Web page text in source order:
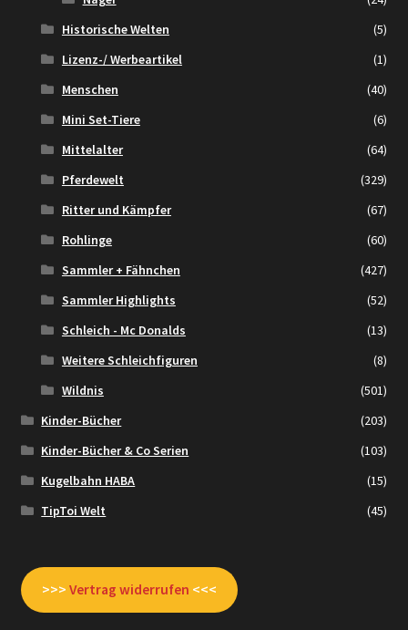
Historische Welten
(5)
Lizenz-/ Werbeartikel
(1)
Menschen
(40)
Mini Set-Tiere
(6)
Mittelalter
(64)
Pferdewelt
(329)
Ritter und Kämpfer
(67)
Rohlinge
(60)
Sammler + Fähnchen
(427)
Sammler Highlights
(52)
Schleich - Mc Donalds
(13)
Weitere Schleichfiguren
(8)
Wildnis
(501)
Kinder-Bücher
(203)
Kinder-Bücher & Co Serien
(103)
Kugelbahn HABA
(15)
TipToi Welt
(45)
>>> Vertrag widerrufen <<<